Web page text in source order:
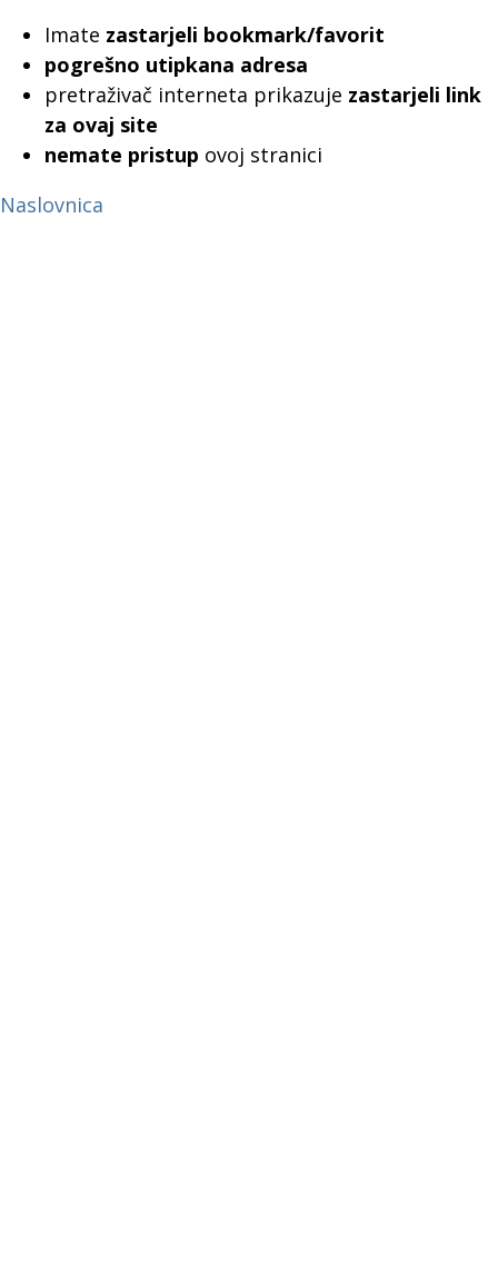
Imate zastarjeli bookmark/favorit
pogrešno utipkana adresa
pretraživač interneta prikazuje zastarjeli link
za ovaj site
nemate pristup ovoj stranici
Naslovnica